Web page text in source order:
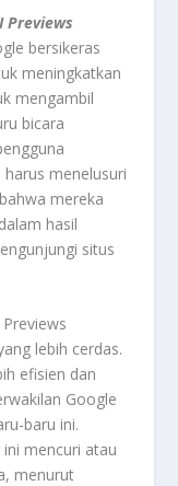
Previews
bersikeras
meningkatkan
mengambil
bicara
menelusuri
mereka
hasil
situs
lebih cerdas.
efisien dan
Google
baru ini.
mencuri atau
menurut